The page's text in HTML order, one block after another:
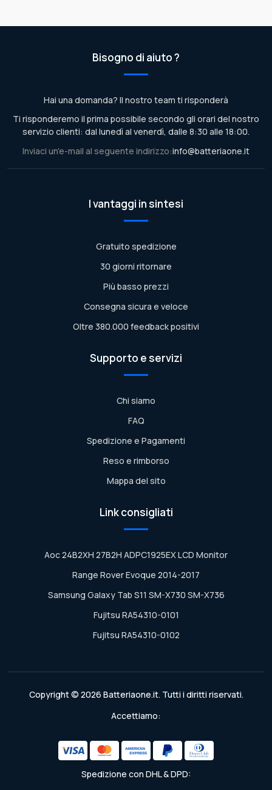
Bisogno di aiuto ?
Hai una domanda? Il nostro team ti risponderà
Ti risponderemo il prima possibile secondo gli orari del nostro
servizio clienti: dal lunedì al venerdì, dalle 8:30 alle 18:00.
Inviaci un'e-mail al seguente indirizzo:info@batteriaone.it
I vantaggi in sintesi
Gratuito spedizione
30 giorni ritornare
Più basso prezzi
Consegna sicura e veloce
Oltre 380.000 feedback positivi
Supporto e servizi
Chi siamo
FAQ
Spedizione e Pagamenti
Reso e rimborso
Mappa del sito
Link consigliati
Aoc 24B2XH 27B2H ADPC1925EX LCD Monitor
Range Rover Evoque 2014-2017
Samsung Galaxy Tab S11 SM-X730 SM-X736
Fujitsu RA54310-0101
Fujitsu RA54310-0102
Copyright © 2026 Batteriaone.it. Tutti i diritti riservati.
Accettiamo:
Spedizione con DHL & DPD: